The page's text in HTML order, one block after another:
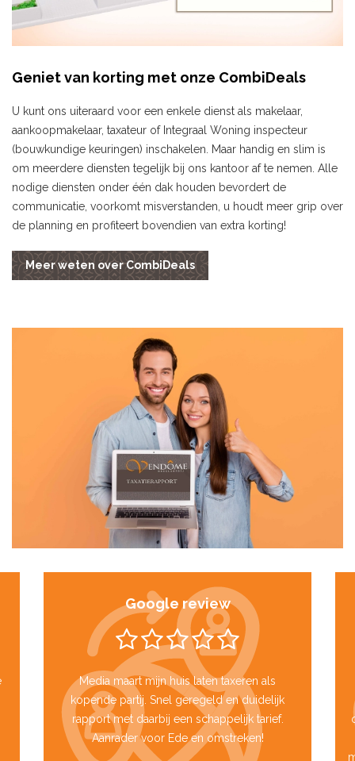
Geniet van korting met onze CombiDeals
U kunt ons uiteraard voor een enkele dienst als makelaar,
aankoopmakelaar, taxateur of Integraal Woning inspecteur
(bouwkundige keuringen) inschakelen. Maar handig en slim is
om meerdere diensten tegelijk bij ons kantoor af te nemen. Alle
nodige diensten onder één dak houden bevordert de
communicatie, voorkomt misverstanden, u houdt meer grip over
de planning en profiteert bovendien van extra korting!
Meer weten over CombiDeals
Google review
Media maart mijn huis laten taxeren als
kopende partij. Snel geregeld en duidelijk
rapport met daarbij een schappelijk tarief.
Aanrader voor Ede en omstreken!